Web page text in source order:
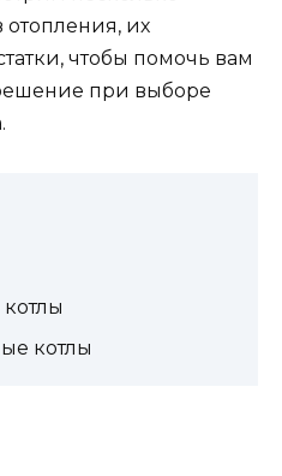
отопления, их
чтобы помочь вам
при выборе
котлы